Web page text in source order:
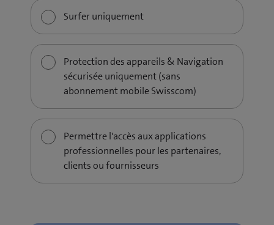
Surfer uniquement
Protection des appareils & Navigation
sécurisée uniquement (sans
abonnement mobile Swisscom)
Permettre l'accès aux applications
professionnelles pour les partenaires,
clients ou fournisseurs